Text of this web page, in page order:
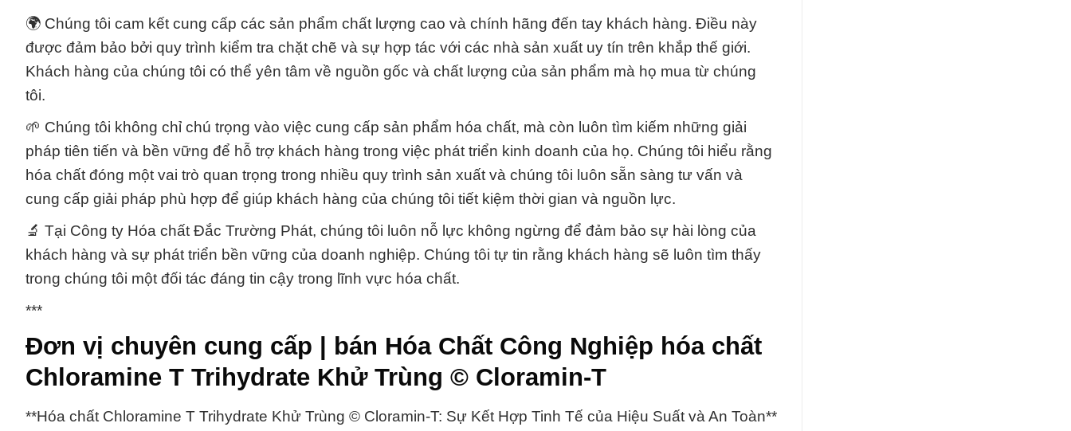
🌍 Chúng tôi cam kết cung cấp các sản phẩm chất lượng cao và chính hãng đến tay khách hàng. Điều này
được đảm bảo bởi quy trình kiểm tra chặt chẽ và sự hợp tác với các nhà sản xuất uy tín trên khắp thế giới.
Khách hàng của chúng tôi có thể yên tâm về nguồn gốc và chất lượng của sản phẩm mà họ mua từ chúng
tôi.
🌱 Chúng tôi không chỉ chú trọng vào việc cung cấp sản phẩm hóa chất, mà còn luôn tìm kiếm những giải
pháp tiên tiến và bền vững để hỗ trợ khách hàng trong việc phát triển kinh doanh của họ. Chúng tôi hiểu rằng
hóa chất đóng một vai trò quan trọng trong nhiều quy trình sản xuất và chúng tôi luôn sẵn sàng tư vấn và
cung cấp giải pháp phù hợp để giúp khách hàng của chúng tôi tiết kiệm thời gian và nguồn lực.
🔬 Tại Công ty Hóa chất Đắc Trường Phát, chúng tôi luôn nỗ lực không ngừng để đảm bảo sự hài lòng của
khách hàng và sự phát triển bền vững của doanh nghiệp. Chúng tôi tự tin rằng khách hàng sẽ luôn tìm thấy
trong chúng tôi một đối tác đáng tin cậy trong lĩnh vực hóa chất.
***
Đơn vị chuyên cung cấp | bán Hóa Chất Công Nghiệp hóa chất
Chloramine T Trihydrate Khử Trùng © Cloramin-T
**Hóa chất Chloramine T Trihydrate Khử Trùng © Cloramin-T: Sự Kết Hợp Tinh Tế của Hiệu Suất và An Toàn**